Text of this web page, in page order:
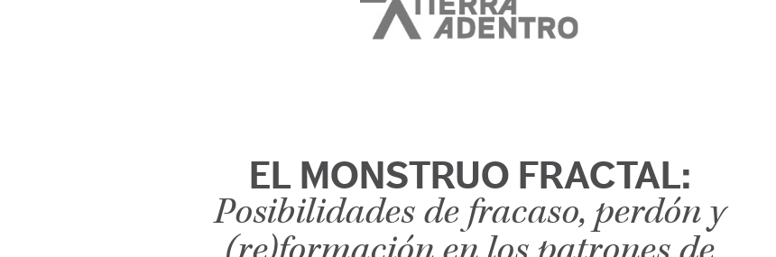
EL MONSTRUO FRACTAL:
Posibilidades de fracaso, perdón y